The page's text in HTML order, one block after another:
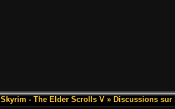
Skyrim - The Elder Scrolls V » Discussions sur